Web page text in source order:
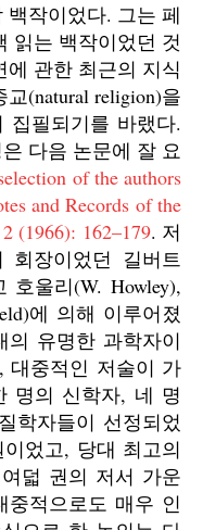
작이었다. 그는 페
읽는 백작이었던 것
에 관한 최근의 지식
(natural religion)을
필되기를 바랬다.
다음 논문에 잘 요
of the authors
and Records of the
(1966): 162–179. 저
회장이었던 길버트
호울리(W. Howley),
에 의해 이루어졌
유명한 과학자이
대중적인 저술이 가
명의 신학자, 네 명
학자들이 선정되었
었고, 당대 최고의
덟 권의 저서 가운
적으로도 매우 인